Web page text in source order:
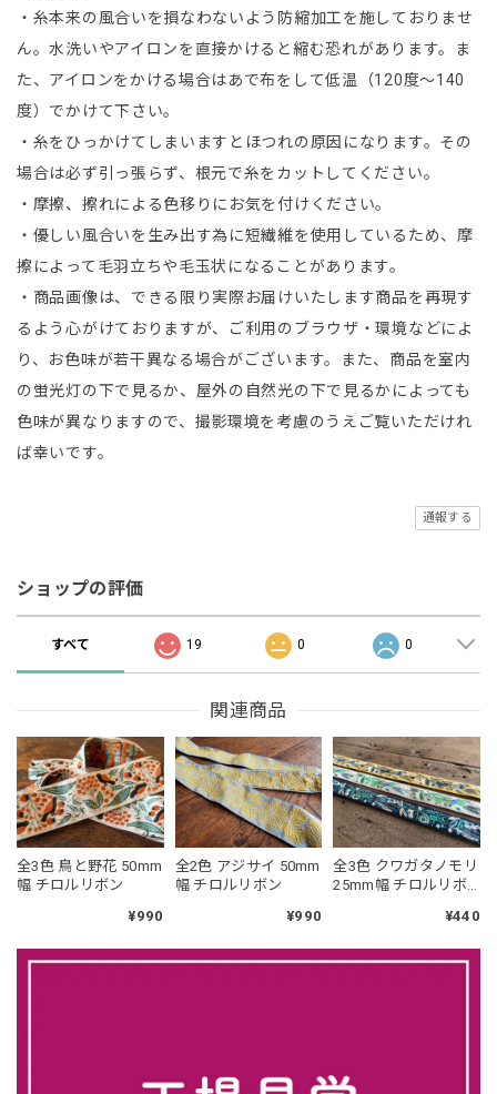
・糸本来の風合いを損なわないよう防縮加工を施しておりませ
ん。水洗いやアイロンを直接かけると縮む恐れがあります。ま
た、アイロンをかける場合はあで布をして低温（120度～140
度）でかけて下さい。
・糸をひっかけてしまいますとほつれの原因になります。その
場合は必ず引っ張らず、根元で糸をカットしてください。
・摩擦、擦れによる色移りにお気を付けください。
・優しい風合いを生み出す為に短繊維を使用しているため、摩
擦によって毛羽立ちや毛玉状になることがあります。
・商品画像は、できる限り実際お届けいたします商品を再現す
るよう心がけておりますが、ご利用のブラウザ・環境などによ
り、お色味が若干異なる場合がございます。また、商品を室内
の蛍光灯の下で見るか、屋外の自然光の下で見るかによっても
色味が異なりますので、撮影環境を考慮のうえご覧いただけれ
ば幸いです。
通報する
ショップの評価
すべて 19 0 0
関連商品
全3色 鳥と野花 50mm
幅 チロルリボン
¥990
全2色 アジサイ 50mm
幅 チロルリボン
¥990
全3色 クワガタノモリ
25mm幅 チロルリボ
¥440